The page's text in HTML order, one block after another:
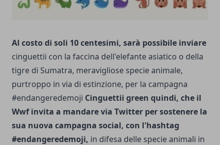
Al costo di soli 10 centesimi, sarà possibile inviare
cinguettii con la faccina dell'elefante asiatico o della
tigre di Sumatra, meravigliose specie animale,
purtroppo in via di estinzione, per la campagna
#endangeredemoji Cinguettii green quindi, che il
Wwf invita a mandare via Twitter per sostenere la
sua nuova campagna social, con l'hashtag
#endangeredemoji, in difesa delle specie animali in